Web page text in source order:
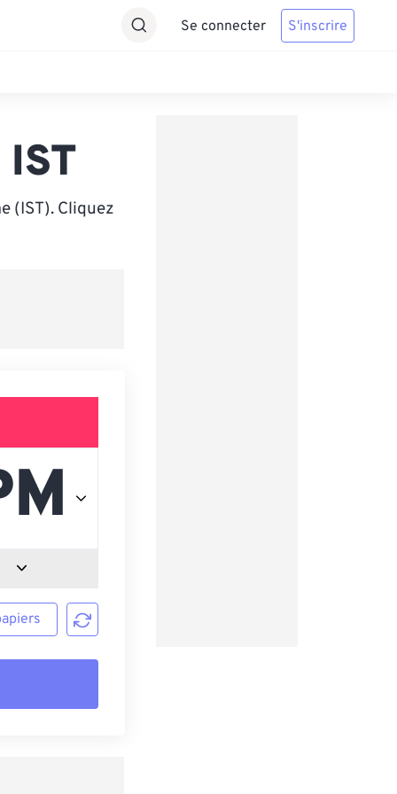
Se connecter S'inscrire
(IST). Cliquez